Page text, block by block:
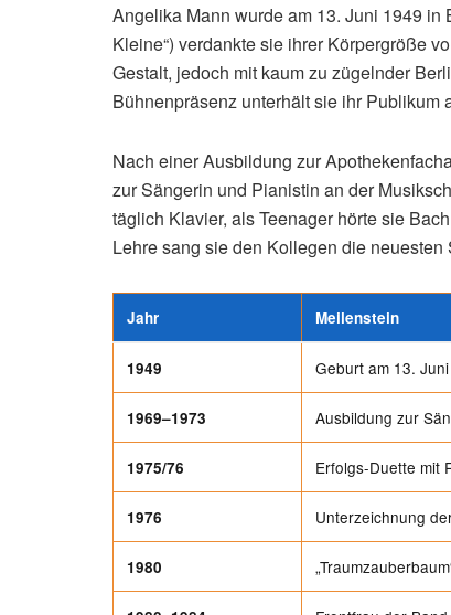
Angelika Mann wurde am 13. Juni 1949 in
Kleine“) verdankte sie ihrer Körpergröße
Gestalt, jedoch mit kaum zu zügelnder
Bühnenpräsenz unterhält sie ihr Publikum
Nach einer Ausbildung zur
zur Sängerin und Pianistin an der
täglich Klavier, als Teenager hörte sie
Lehre sang sie den Kollegen die neuesten
Jahr Meilenstein
1949 Geburt am 13.
1969–1973 Ausbildung zur
1975/76 Erfolgs-Duette mit
1976 Unterzeichnung
1980